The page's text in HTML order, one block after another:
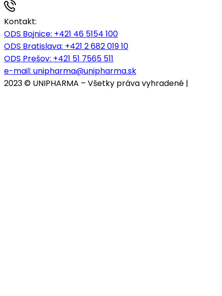
Kontakt:
ODS Bojnice: +421 46 5154 100
ODS Bratislava: +421 2 682 019 10
ODS Prešov: +421 51 7565 511
e-mail: unipharma@unipharma.sk
2023 © UNIPHARMA – Všetky práva vyhradené |